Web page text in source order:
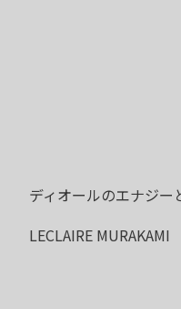
ディオールのエナジー
LECLAIRE MURAKAMI